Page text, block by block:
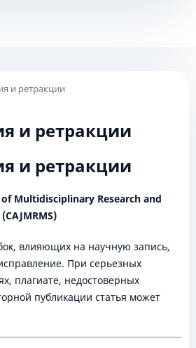
и ретракции
и ретракции
и ретракции
Multidisciplinary Research and
влияющих на научную запись,
При серьезных
плагиате, недостоверных
публикации статья может